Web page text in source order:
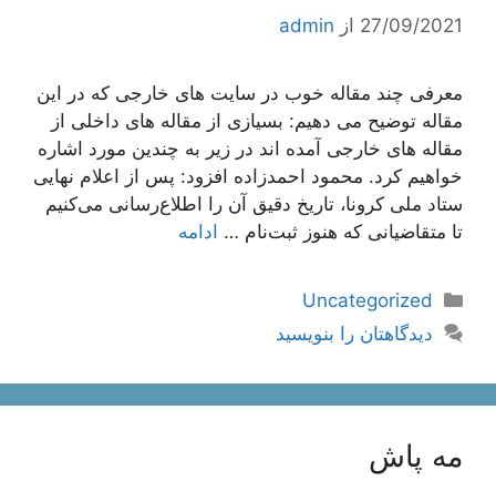
27/09/2021 از admin
معرفی چند مقاله خوب در سایت های خارجی که در این
مقاله توضیح می دهیم: بسیازی از مقاله های داخلی از
مقاله های خارجی آمده اند در زیر به چندین مورد اشاره
خواهیم کرد. محمود احمدزاده افزود: پس از اعلام نهایی
ستاد ملی کرونا، تاریخ دقیق آن را اطلاع‌رسانی می‌کنیم
تا متقاضیانی که هنوز ثبت‌نام … ادامه
دسته‌ها
Uncategorized
دیدگاهتان را بنویسید
مه پاش